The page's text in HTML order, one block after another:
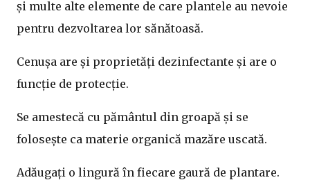
și multe alte elemente de care plantele au nevoie
pentru dezvoltarea lor sănătoasă.
Cenușa are și proprietăți dezinfectante și are o
funcție de protecție.
Se amestecă cu pământul din groapă și se
folosește ca materie organică mazăre uscată.
Adăugați o lingură în fiecare gaură de plantare.